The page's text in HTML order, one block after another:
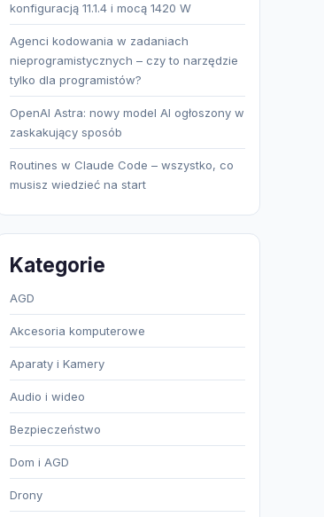
konfiguracją 11.1.4 i mocą 1420 W
Agenci kodowania w zadaniach
nieprogramistycznych – czy to narzędzie
tylko dla programistów?
OpenAI Astra: nowy model AI ogłoszony w
zaskakujący sposób
Routines w Claude Code – wszystko, co
musisz wiedzieć na start
Kategorie
AGD
Akcesoria komputerowe
Aparaty i Kamery
Audio i wideo
Bezpieczeństwo
Dom i AGD
Drony